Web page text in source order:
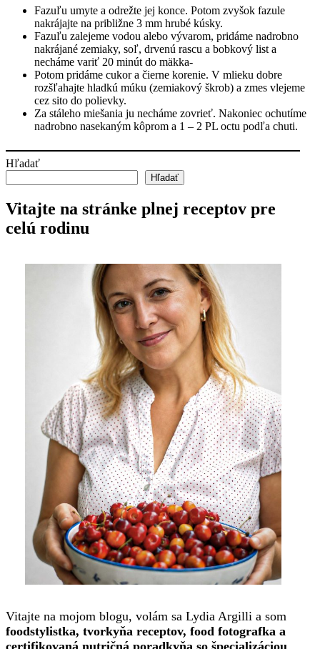
Fazuľu umyte a odrežte jej konce. Potom zvyšok fazule
nakrájajte na približne 3 mm hrubé kúsky.
Fazuľu zalejeme vodou alebo vývarom, pridáme nadrobno
nakrájané zemiaky, soľ, drvenú rascu a bobkový list a
necháme variť 20 minút do mäkka-
Potom pridáme cukor a čierne korenie. V mlieku dobre
rozšľahajte hladkú múku (zemiakový škrob) a zmes vlejeme
cez sito do polievky.
Za stáleho miešania ju necháme zovrieť. Nakoniec ochutíme
nadrobno nasekaným kôprom a 1 – 2 PL octu podľa chuti.
Hľadať
Hľadať
Vitajte na stránke plnej receptov pre
celú rodinu
Vitajte na mojom blogu, volám sa Lydia Argilli a som
foodstylistka, tvorkyňa receptov, food fotografka a